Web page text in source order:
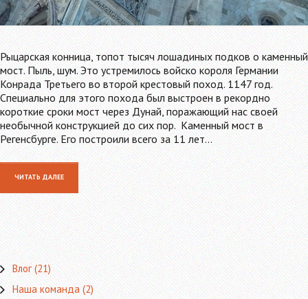
Рыцарская конница, топот тысяч лошадиных подков о каменный
мост. Пыль, шум. Это устремилось войско короля Германии
Конрада Третьего во второй крестовый поход. 1147 год.
Специально для этого похода был выстроен в рекордно
короткие сроки мост через Дунай, поражающий нас своей
необычной конструкцией до сих пор. Каменный мост в
Регенсбурге. Его построили всего за 11 лет…
ЧИТАТЬ ДАЛЕЕ
Влог(21)
Наша команда(2)